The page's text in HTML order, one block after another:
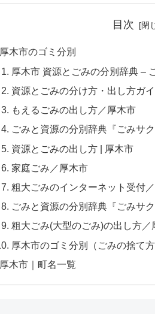
目次
厚木市のゴミ分別
厚木市 資源とごみの分別辞典 –
資源とごみの分け方・出し方ガ
もえるごみの出し方／厚木市
ごみと資源の分別辞典『ごみサ
資源とごみの出し方 | 厚木市
家庭ごみ／厚木市
粗大ごみのインターネット受付
ごみと資源の分別辞典『ごみサ
粗大ごみ(大型のごみ)の出し方／
厚木市のゴミ分別（ごみの捨て
厚木市｜町名一覧